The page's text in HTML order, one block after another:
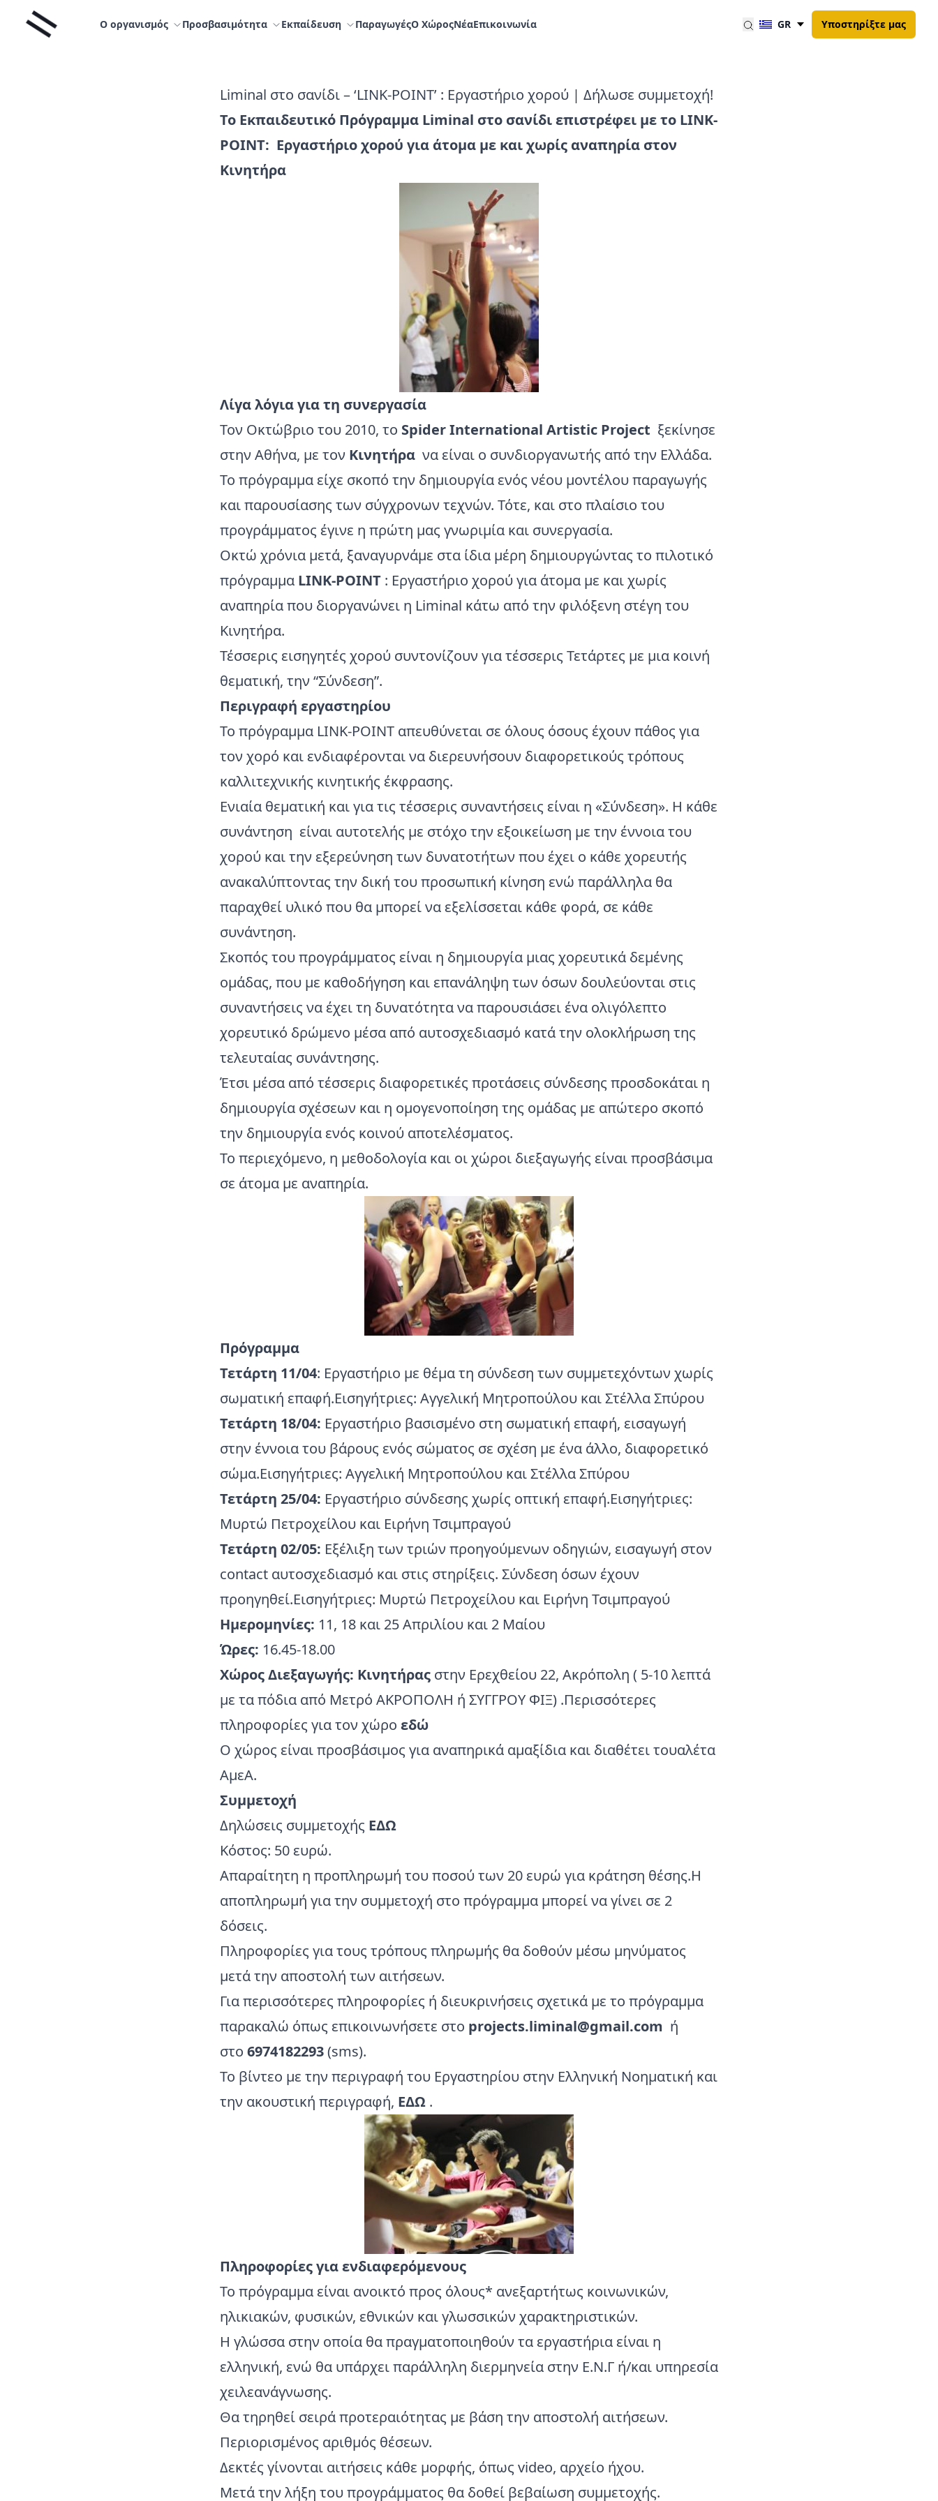
Μετάβαση
περιεχόμενο
Liminal Ο οργανισμός Προσβασιμότητα Εκπαίδευση ΠαραγωγέςΟ ΧώροςNέαΕπικοινωνία GR Υποστηρίξτε μας
Liminal στο σανίδι – ‘LINK-POINT’ : Εργαστήριο χορού | Δήλωσε συμμετοχή!
Το Εκπαιδευτικό Πρόγραμμα Liminal στο σανίδι επιστρέφει με το LINK-
POINT: Εργαστήριο χορού για άτομα με και χωρίς αναπηρία στον
Κινητήρα
Λίγα λόγια για τη συνεργασία
Τον Οκτώβριο του 2010, το Spider International Artistic Project ξεκίνησε
στην Αθήνα, με τον Κινητήρα να είναι ο συνδιοργανωτής από την Ελλάδα.
Το πρόγραμμα είχε σκοπό την δημιουργία ενός νέου μοντέλου παραγωγής
και παρουσίασης των σύγχρονων τεχνών. Τότε, και στο πλαίσιο του
προγράμματος έγινε η πρώτη μας γνωριμία και συνεργασία.
Οκτώ χρόνια μετά, ξαναγυρνάμε στα ίδια μέρη δημιουργώντας το πιλοτικό
πρόγραμμα LINK-POINT: Εργαστήριο χορού για άτομα με και χωρίς
αναπηρία που διοργανώνει η Liminal κάτω από την φιλόξενη στέγη του
Κινητήρα.
Τέσσερις εισηγητές χορού συντονίζουν για τέσσερις Τετάρτες με μια κοινή
θεματική, την “Σύνδεση”.
Περιγραφή εργαστηρίου
Το πρόγραμμα LINK-POINT απευθύνεται σε όλους όσους έχουν πάθος για
τον χορό και ενδιαφέρονται να διερευνήσουν διαφορετικούς τρόπους
καλλιτεχνικής κινητικής έκφρασης.
Ενιαία θεματική και για τις τέσσερις συναντήσεις είναι η «Σύνδεση». Η κάθε
συνάντηση είναι αυτοτελής με στόχο την εξοικείωση με την έννοια του
χορού και την εξερεύνηση των δυνατοτήτων που έχει ο κάθε χορευτής
ανακαλύπτοντας την δική του προσωπική κίνηση ενώ παράλληλα θα
παραχθεί υλικό που θα μπορεί να εξελίσσεται κάθε φορά, σε κάθε
συνάντηση.
Σκοπός του προγράμματος είναι η δημιουργία μιας χορευτικά δεμένης
ομάδας, που με καθοδήγηση και επανάληψη των όσων δουλεύονται στις
συναντήσεις να έχει τη δυνατότητα να παρουσιάσει ένα ολιγόλεπτο
χορευτικό δρώμενο μέσα από αυτοσχεδιασμό κατά την ολοκλήρωση της
τελευταίας συνάντησης.
Έτσι μέσα από τέσσερις διαφορετικές προτάσεις σύνδεσης προσδοκάται η
δημιουργία σχέσεων και η ομογενοποίηση της ομάδας με απώτερο σκοπό
την δημιουργία ενός κοινού αποτελέσματος.
Το περιεχόμενο, η μεθοδολογία και οι χώροι διεξαγωγής είναι προσβάσιμα
σε άτομα με αναπηρία.
Πρόγραμμα
Τετάρτη 11/04: Εργαστήριο με θέμα τη σύνδεση των συμμετεχόντων χωρίς
σωματική επαφή.Εισηγήτριες: Αγγελική Μητροπούλου και Στέλλα Σπύρου
Τετάρτη 18/04: Εργαστήριο βασισμένο στη σωματική επαφή, εισαγωγή
στην έννοια του βάρους ενός σώματος σε σχέση με ένα άλλο, διαφορετικό
σώμα.Εισηγήτριες: Αγγελική Μητροπούλου και Στέλλα Σπύρου
Τετάρτη 25/04: Εργαστήριο σύνδεσης χωρίς οπτική επαφή.Εισηγήτριες:
Μυρτώ Πετροχείλου και Ειρήνη Τσιμπραγού
Τετάρτη 02/05: Εξέλιξη των τριών προηγούμενων οδηγιών, εισαγωγή στον
contact αυτοσχεδιασμό και στις στηρίξεις. Σύνδεση όσων έχουν
προηγηθεί.Εισηγήτριες: Μυρτώ Πετροχείλου και Ειρήνη Τσιμπραγού
Ημερομηνίες: 11, 18 και 25 Απριλίου και 2 Μαίου
Ώρες: 16.45-18.00
Χώρος Διεξαγωγής: Κινητήρας στην Ερεχθείου 22, Ακρόπολη ( 5-10 λεπτά
με τα πόδια από Μετρό ΑΚΡΟΠΟΛΗ ή ΣΥΓΓΡΟΥ ΦΙΞ) .Περισσότερες
πληροφορίες για τον χώρο εδώ
Ο χώρος είναι προσβάσιμος για αναπηρικά αμαξίδια και διαθέτει τουαλέτα
ΑμεΑ.
Συμμετοχή
Δηλώσεις συμμετοχής ΕΔΩ
Κόστος: 50 ευρώ.
Απαραίτητη η προπληρωμή του ποσού των 20 ευρώ για κράτηση θέσης.Η
αποπληρωμή για την συμμετοχή στο πρόγραμμα μπορεί να γίνει σε 2
δόσεις.
Πληροφορίες για τους τρόπους πληρωμής θα δοθούν μέσω μηνύματος
μετά την αποστολή των αιτήσεων.
Για περισσότερες πληροφορίες ή διευκρινήσεις σχετικά με το πρόγραμμα
παρακαλώ όπως επικοινωνήσετε στο projects.liminal@gmail.com ή
στο 6974182293(sms).
Το βίντεο με την περιγραφή του Εργαστηρίου στην Ελληνική Νοηματική και
την ακουστική περιγραφή, ΕΔΩ .
Πληροφορίες για ενδιαφερόμενους
Το πρόγραμμα είναι ανοικτό προς όλους* ανεξαρτήτως κοινωνικών,
ηλικιακών, φυσικών, εθνικών και γλωσσικών χαρακτηριστικών.
Η γλώσσα στην οποία θα πραγματοποιηθούν τα εργαστήρια είναι η
ελληνική, ενώ θα υπάρχει παράλληλη διερμηνεία στην Ε.Ν.Γ ή/και υπηρεσία
χειλεανάγνωσης.
Θα τηρηθεί σειρά προτεραιότητας με βάση την αποστολή αιτήσεων.
Περιορισμένος αριθμός θέσεων.
Δεκτές γίνονται αιτήσεις κάθε μορφής, όπως video, αρχείο ήχου.
Μετά την λήξη του προγράμματος θα δοθεί βεβαίωση συμμετοχής.